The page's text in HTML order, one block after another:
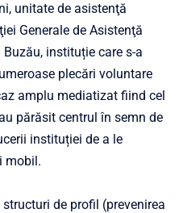
unitate de asistenţă
Generale de Asistenţă
instituție care s-a
plecări voluntare
amplu mediatizat fiind cel
părăsit centrul în semn de
instituției de a le
mobil.
de profil (prevenirea